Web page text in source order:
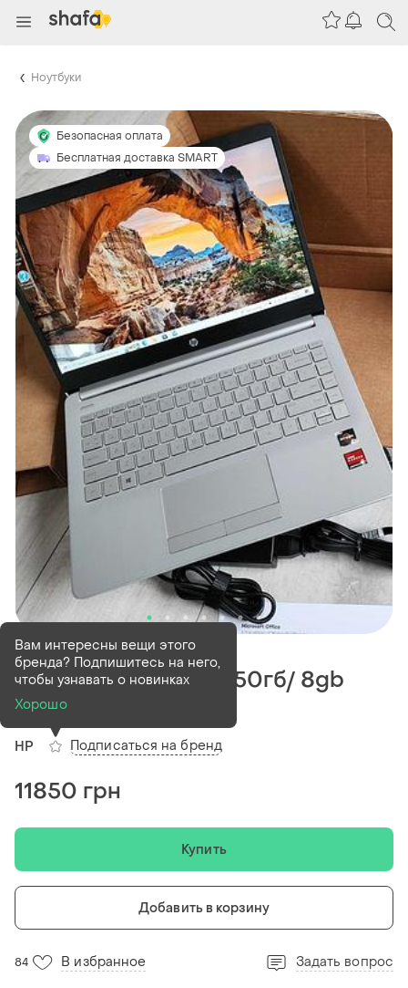
Ноутбуки
Безопасная оплата
Бесплатная доставка SMART
В наличии1 шт
Hp 14" на ryzen 5 и 750гб/ 8gb
ddr4
HP
Вам интересны вещи этого
бренда? Подпишитесь на него,
чтобы узнавать о новинках
Хорошо
Подписаться на бренд
11850 грн
Купить
Добавить в корзину
84 В избранное Задать вопрос